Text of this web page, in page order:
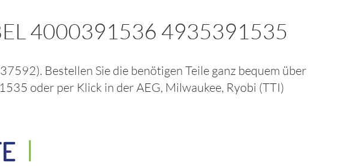
4000391536 4935391535
. Bestellen Sie die benötigen Teile ganz bequem über
oder per Klick in derAEG, Milwaukee, Ryobi (TTI)